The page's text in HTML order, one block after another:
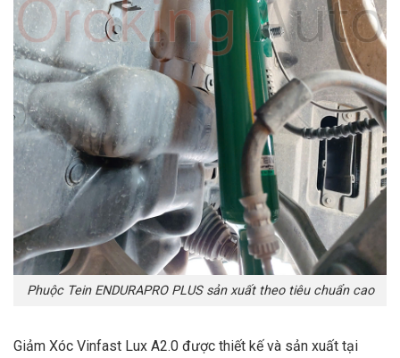
Phuộc Tein ENDURAPRO PLUS sản xuất theo tiêu chuẩn cao
Giảm Xóc Vinfast Lux A2.0 được thiết kế và sản xuất tại